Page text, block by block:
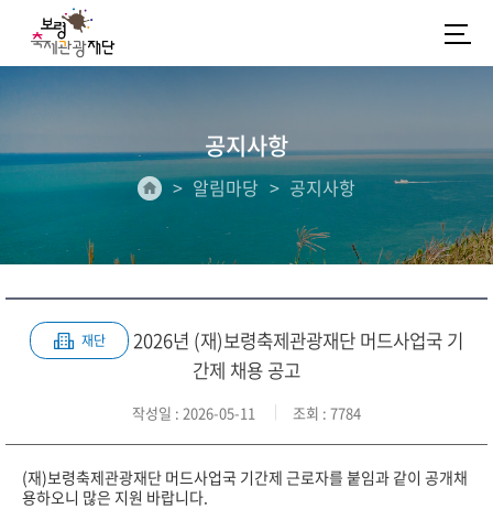
공지사항
알림마당 공지사항
재단
2026년 (재)보령축제관광재단 머드사업국 기
간제 채용 공고
작성일 : 2026-05-11 조회 : 7784
(재)보령축제관광재단 머드사업국 기간제 근로자를 붙임과 같이 공개채
용하오니 많은 지원 바랍니다.